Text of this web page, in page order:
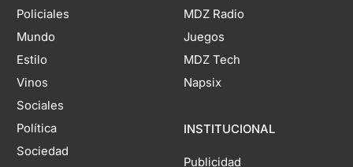
Policiales
Mundo
Estilo
Vinos
Sociales
Política
Sociedad
MDZ Radio
Juegos
MDZ Tech
Napsix
INSTITUCIONAL
Publicidad